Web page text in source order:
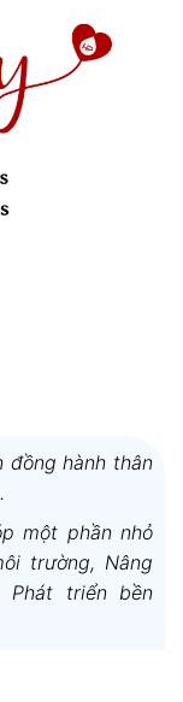
đồng hành thân
một phần nhỏ
trường, Nâng
Phát triển bền